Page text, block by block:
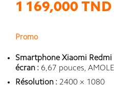
1 169,000 TND
Promo
Smartphone Xiaomi
écran : 6,67 pouces,
Résolution : 2400 × 1080